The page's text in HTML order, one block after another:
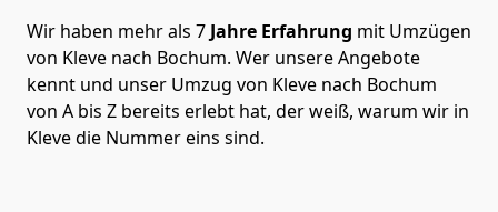
Wir haben mehr als 7 Jahre Erfahrung mit Umzügen
von Kleve nach Bochum. Wer unsere Angebote
kennt und unser Umzug von Kleve nach Bochum
von A bis Z bereits erlebt hat, der weiß, warum wir in
Kleve die Nummer eins sind.